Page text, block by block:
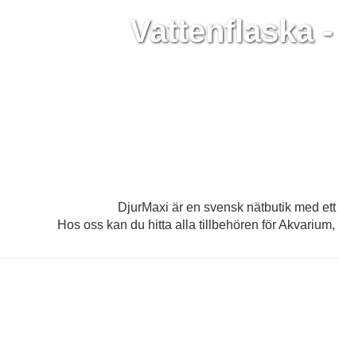
Vattenflaska -
DjurMaxi är en svensk nätbutik med
Hos oss kan du hitta alla tillbehören för